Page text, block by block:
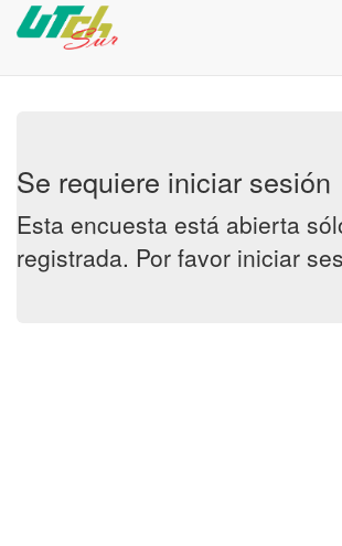
Se requiere iniciar sesión
Esta encuesta está abierta
registrada. Por favor iniciar